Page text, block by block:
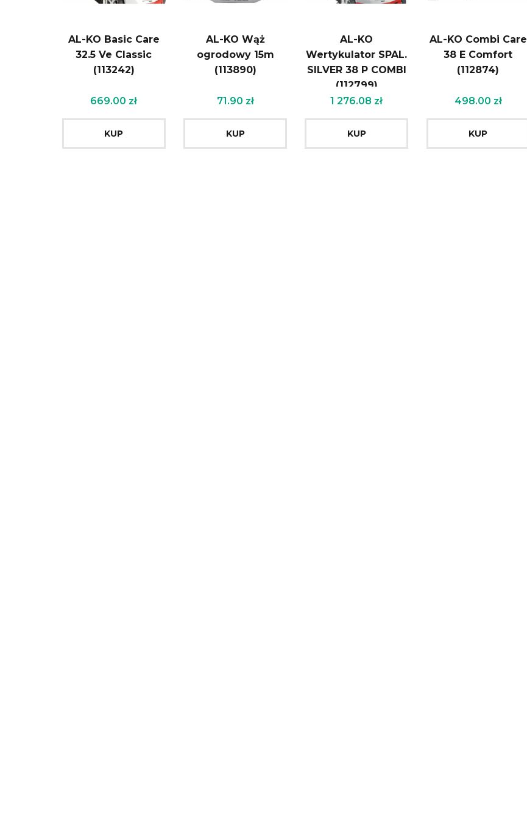
AL-KO Basic Care
32.5 Ve Classic
(113242)
669.00 zł
KUP
AL-KO Wąż
ogrodowy 15m
(113890)
71.90 zł
KUP
AL-KO
Wertykulator SPAL.
SILVER 38 P COMBI
(112799)
1 276.08 zł
KUP
AL-KO Combi Care
38 E Comfort
(112874)
498.00 zł
KUP